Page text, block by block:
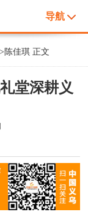
导航
> 陈佳琪 正文
堂深耕义